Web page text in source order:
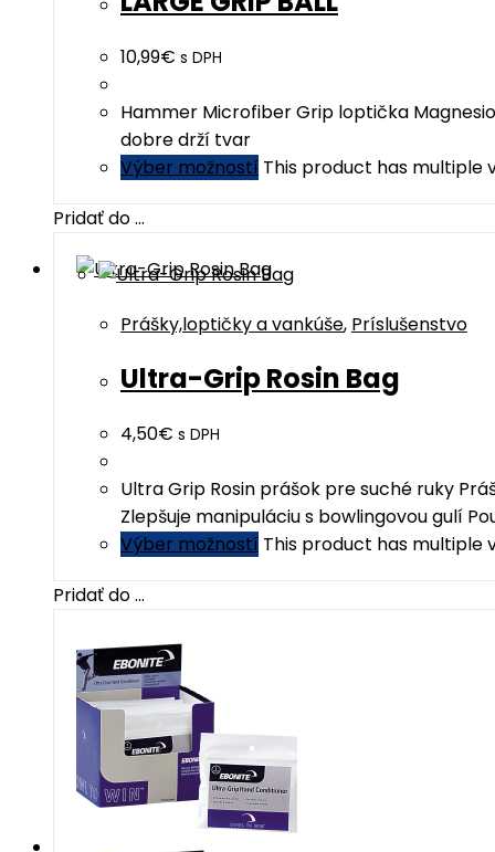
10,99€ s DPH
Hammer Microfiber Grip loptička
dobre drží tvar
Výber možností This product has multiple
Pridať do ...
Prášky,loptičky a vankúše, Príslušenstvo
Ultra-Grip Rosin Bag
4,50€ s DPH
Ultra Grip Rosin prášok pre suché ruky
Zlepšuje manipuláciu s bowlingovou gulí
Výber možností This product has multiple
Pridať do ...